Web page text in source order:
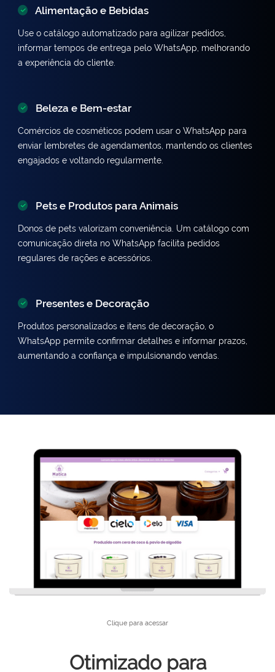
Alimentação e Bebidas
Use o catálogo automatizado para agilizar pedidos,
informar tempos de entrega pelo WhatsApp, melhorando
a experiência do cliente.
Beleza e Bem-estar
Comércios de cosméticos podem usar o WhatsApp para
enviar lembretes de agendamentos, mantendo os clientes
engajados e voltando regularmente.
Pets e Produtos para Animais
Donos de pets valorizam conveniência. Um catálogo com
comunicação direta no WhatsApp facilita pedidos
regulares de rações e acessórios.
Presentes e Decoração
Produtos personalizados e itens de decoração, o
WhatsApp permite confirmar detalhes e informar prazos,
aumentando a confiança e impulsionando vendas.
Clique para acessar
Otimizado para